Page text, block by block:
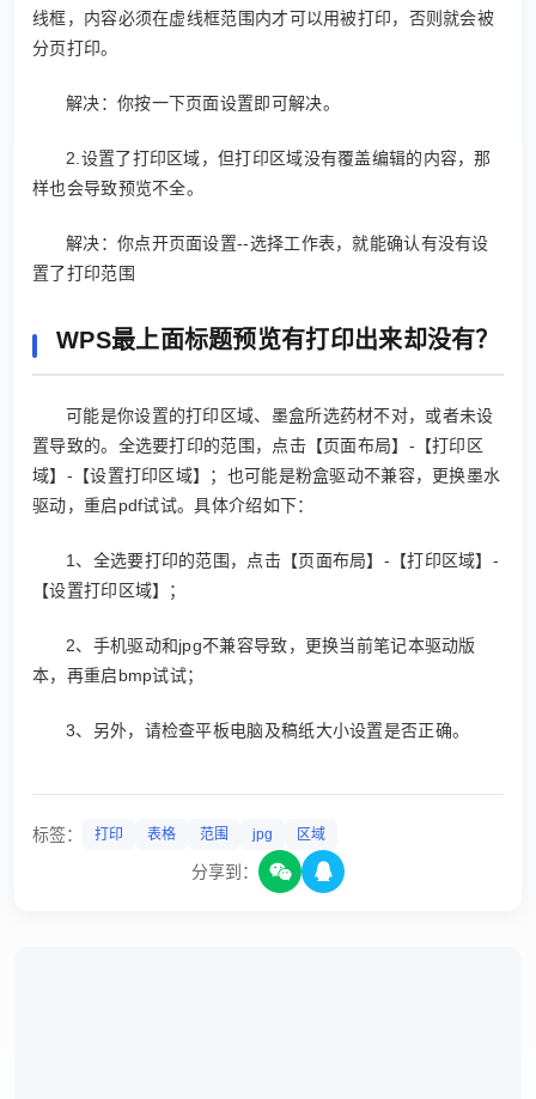
线框，内容必须在虚线框范围内才可以用被打印，否则就会被
分页打印。
解决：你按一下页面设置即可解决。
2.设置了打印区域，但打印区域没有覆盖编辑的内容，那
样也会导致预览不全。
解决：你点开页面设置--选择工作表，就能确认有没有设
置了打印范围
WPS最上面标题预览有打印出来却没有？
可能是你设置的打印区域、墨盒所选药材不对，或者未设
置导致的。全选要打印的范围，点击【页面布局】-【打印区
域】-【设置打印区域】；也可能是粉盒驱动不兼容，更换墨水
驱动，重启pdf试试。具体介绍如下：
1、全选要打印的范围，点击【页面布局】-【打印区域】-
【设置打印区域】；
2、手机驱动和jpg不兼容导致，更换当前笔记本驱动版
本，再重启bmp试试；
3、另外，请检查平板电脑及稿纸大小设置是否正确。
标签： 打印 表格 范围 jpg 区域
分享到：